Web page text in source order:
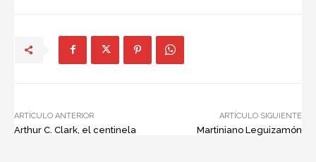
ARTÍCULO ANTERIOR
Arthur C. Clark, el centinela
ARTÍCULO SIGUIENTE
Martiniano Leguizamón